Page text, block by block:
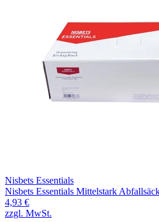
Nisbets Essentials
Nisbets Essentials Mittelstark
4,93 €
zzgl. MwSt.